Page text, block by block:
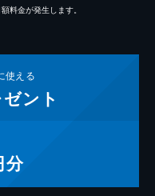
料金が発生します。
使える
ント
分